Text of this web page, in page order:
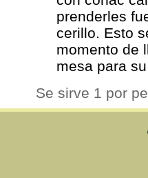
prenderles
cerillo. Esto
momento de
mesa para
Se sirve 1 por